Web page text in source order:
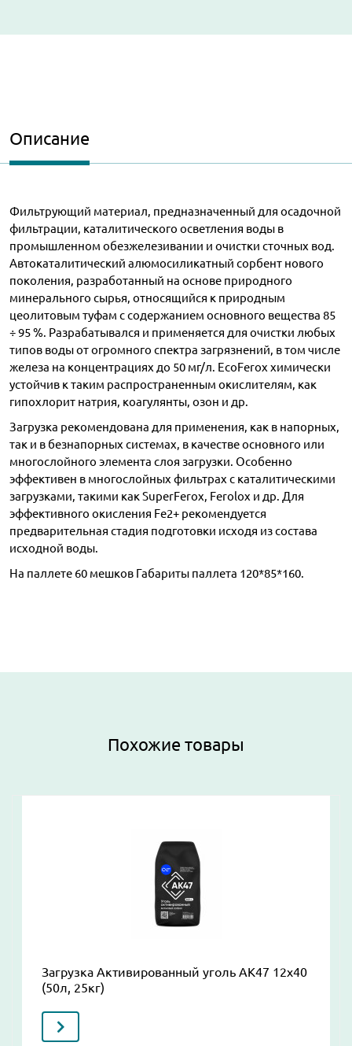
Описание
Фильтрующий материал, предназначенный для осадочной
фильтрации, каталитического осветления воды в
промышленном обезжелезивании и очистки сточных вод.
Автокаталитический алюмосиликатный сорбент нового
поколения, разработанный на основе природного
минерального сырья, относящийся к природным
цеолитовым туфам с содержанием основного вещества 85
÷ 95 %. Разрабатывался и применяется для очистки любых
типов воды от огромного спектра загрязнений, в том числе
железа на концентрациях до 50 мг/л. EcoFerox химически
устойчив к таким распространенным окислителям, как
гипохлорит натрия, коагулянты, озон и др.
Загрузка рекомендована для применения, как в напорных,
так и в безнапорных системах, в качестве основного или
многослойного элемента слоя загрузки. Особенно
эффективен в многослойных фильтрах с каталитическими
загрузками, такими как SuperFerox, Ferolox и др. Для
эффективного окисления Fe2+ рекомендуется
предварительная стадия подготовки исходя из состава
исходной воды.
На паллете 60 мешков Габариты паллета 120*85*160.
Похожие товары
Загрузка Активированный уголь AK47 12x40
(50л, 25кг)